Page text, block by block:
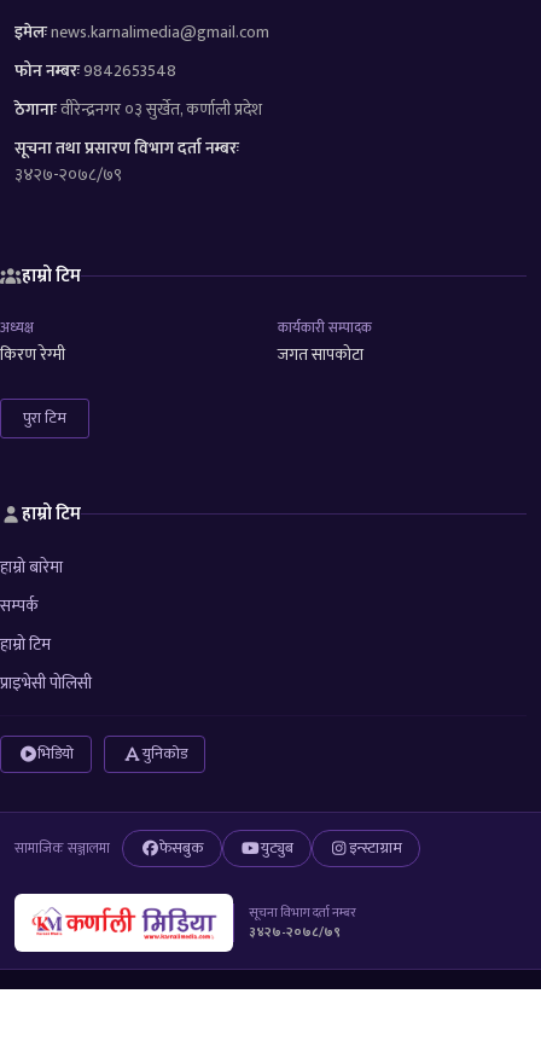
इमेलःnews.karnalimedia@gmail.com
फोन नम्बरः9842653548
ठेगानाःवीरेन्द्रनगर ०३ सुर्खेत, कर्णाली प्रदेश
सूचना तथा प्रसारण विभाग दर्ता नम्बरः
३४२७-२०७८/७९
हाम्रो टिम
अध्यक्ष
किरण रेग्मी
कार्यकारी सम्पादक
जगत सापकोटा
पुरा टिम
हाम्रो टिम
हाम्रो बारेमा
सम्पर्क
हाम्रो टिम
प्राइभेसी पोलिसी
भिडियो युनिकोड
सामाजिक सञ्जालमा फेसबुक युट्युब इन्स्टाग्राम
सूचना विभाग दर्ता नम्बर
३४२७-२०७८/७९
© 2026 All right reserved to Karnali Media